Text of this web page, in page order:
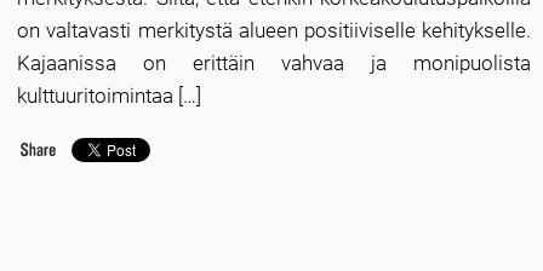
on valtavasti merkitystä alueen positiiviselle kehitykselle.
Kajaanissa on erittäin vahvaa ja monipuolista
kulttuuritoimintaa […]